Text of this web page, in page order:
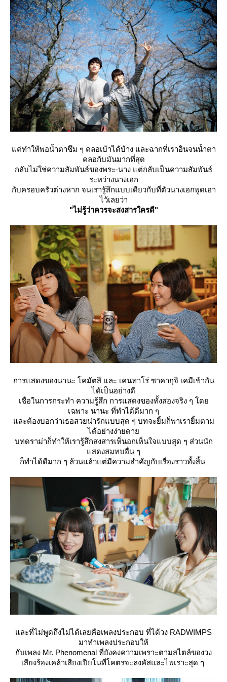
ค่ทำให้พอน้ำตาซึม ๆ คลอเบ้าได้บ้าง และฉากที่เราอินจนน้ำตา
คลอกับมันมากที่สุด
กลับไม่ใช่ความสัมพันธ์ของพระ-นาง แต่กลับเป็นความสัมพันธ์
ระหว่างนางเอก
กับครอบครัวต่างหาก จนเรารู้สึกแบบเดียวกับที่ตัวนางเอกพูดเอา
ไว้เลยว่า
"ไม่รู้ว่าควรจะสงสารใครดี"
การแสดงของนานะ โคมัตสึ และ เคนทาโร่ ซาคากุจิ เคมีเข้ากัน
ได้เป็นอย่างดี
เชื่อในการกระทำ ความรู้สึก การแสดงของทั้งสองจริง ๆ โด
เฉพาะ นานะ ที่ทำได้ดีมาก ๆ
ละต้องบอกว่าเธอสวยน่ารักแบบสุด ๆ บทจะยิ้มก็พาเรายิ้มตาม
ได้อย่างง่ายดา
บทดราม่าก็ทำให้เรารู้สึกสงสารเห็นอกเห็นใจแบบสุด ๆ ส่วนนัก
สดงสมทบอื่น ๆ
ก็ทำได้ดีมาก ๆ ล้วนแล้วแต่มีความสำคัญกับเรื่องราวทั้งสิ้น
ละที่ไม่พูดถึงไม่ได้เลยคือเพลงประกอบ ที่ได้วง RADWIMPS
มาทำเพลงประกอบให้
กับเพลง Mr. Phenomenal ที่ยังคงความเพราะตามสไตล์ของวง
เสียงร้องเคล้าเสียงเปียโนที่โคตรจะลงคัสและไพเราะสุด ๆ